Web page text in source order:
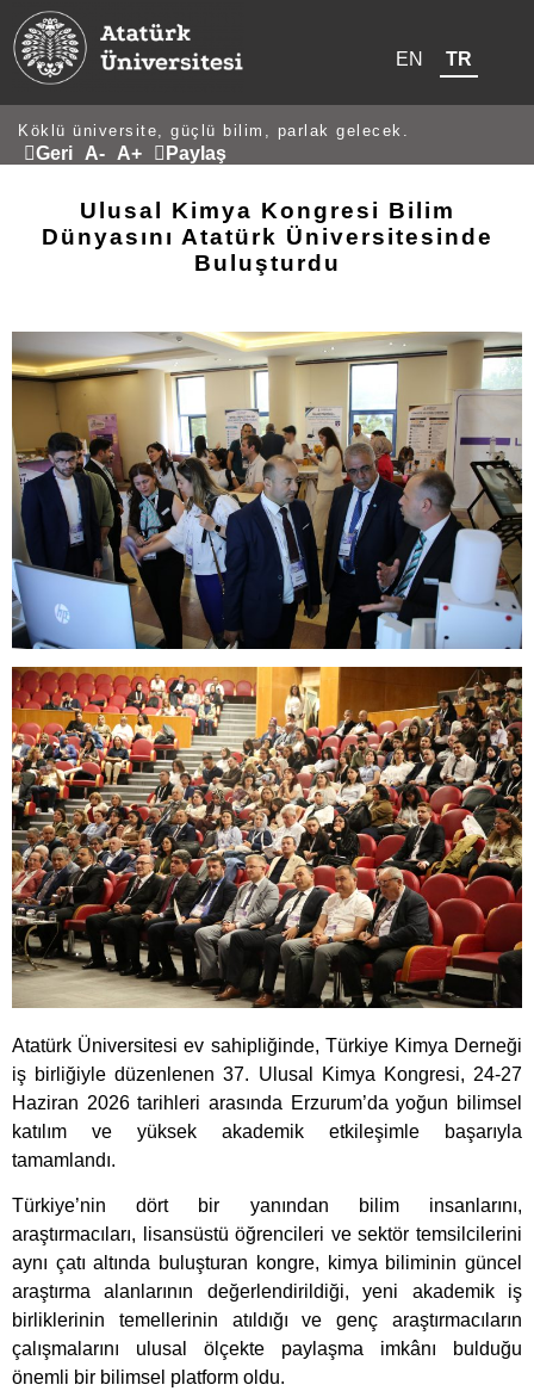
EN TR
Köklü üniversite, güçlü bilim, parlak gelecek.
Geri A- A+ Paylaş
Ulusal Kimya Kongresi Bilim
Dünyasını Atatürk Üniversitesinde
Buluşturdu
Atatürk Üniversitesi ev sahipliğinde, Türkiye Kimya Derneği
iş birliğiyle düzenlenen 37. Ulusal Kimya Kongresi, 24-27
Haziran 2026 tarihleri arasında Erzurum’da yoğun bilimsel
katılım ve yüksek akademik etkileşimle başarıyla
tamamlandı.
Türkiye’nin dört bir yanından bilim insanlarını,
araştırmacıları, lisansüstü öğrencileri ve sektör temsilcilerini
aynı çatı altında buluşturan kongre, kimya biliminin güncel
araştırma alanlarının değerlendirildiği, yeni akademik iş
birliklerinin temellerinin atıldığı ve genç araştırmacıların
çalışmalarını ulusal ölçekte paylaşma imkânı bulduğu
önemli bir bilimsel platform oldu.